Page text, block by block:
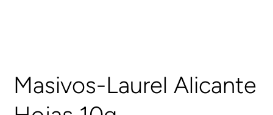
Masivos-Laurel Alicante